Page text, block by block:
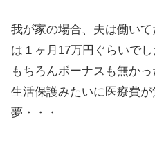
我が家の場合、夫は働い
は１ヶ月17万円ぐらいでし
もちろんボーナスも無かっ
生活保護みたいに医療費
夢・・・